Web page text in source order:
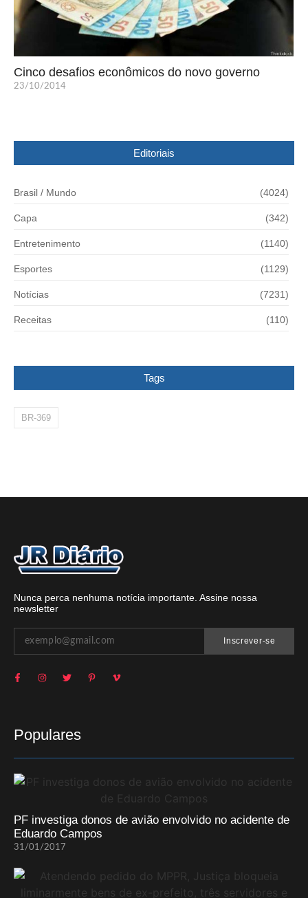
Cinco desafios econômicos do novo governo
23/10/2014
Editoriais
Brasil / Mundo (4024)
Capa (342)
Entretenimento (1140)
Esportes (1129)
Notícias (7231)
Receitas (110)
Tags
BR-369
Nunca perca nenhuma notícia importante. Assine nossa
newsletter
Inscrever-se
Populares
PF investiga donos de avião envolvido no acidente de
Eduardo Campos
31/01/2017